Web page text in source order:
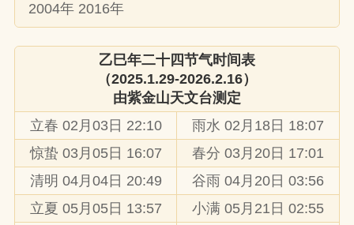
2004年 2016年
乙巳年二十四节气时间表
（2025.1.29-2026.2.16）
由紫金山天文台测定
立春 02月03日 22:10
雨水 02月18日 18:07
惊蛰 03月05日 16:07
春分 03月20日 17:01
清明 04月04日 20:49
谷雨 04月20日 03:56
立夏 05月05日 13:57
小满 05月21日 02:55